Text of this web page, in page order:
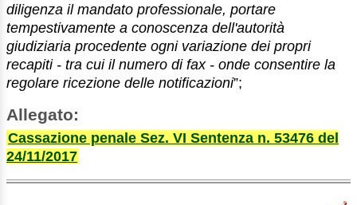
diligenza il mandato professionale, portare
tempestivamente a conoscenza dell'autorità
giudiziaria procedente ogni variazione dei propri
recapiti - tra cui il numero di fax - onde consentire la
regolare ricezione delle notificazioni”;
Allegato:
Cassazione penale Sez. VI Sentenza n. 53476 del
24/11/2017